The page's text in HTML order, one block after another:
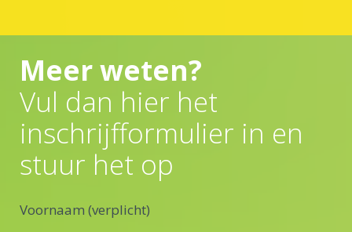
Meer weten?
Vul dan hier het
inschrijfformulier in en
stuur het op
Voornaam (verplicht)